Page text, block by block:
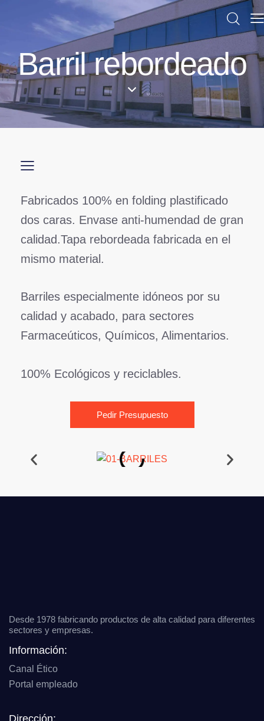
Barril rebordeado
Fabricados 100% en folding plastificado
dos caras. Envase anti-humendad de gran
calidad.Tapa rebordeada fabricada en el
mismo material.
Barriles especialmente idóneos por su
calidad y acabado, para sectores
Farmaceúticos, Químicos, Alimentarios.
100% Ecológicos y reciclables.
Pedir Presupuesto
Desde 1978 fabricando productos de alta calidad para diferentes
sectores y empresas.
Información:
Canal Ético
Portal empleado
Dirección: